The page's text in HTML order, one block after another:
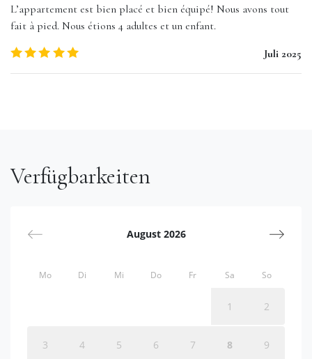
L’appartement est bien placé et bien équipé! Nous avons tout
fait à pied. Nous étions 4 adultes et un enfant.
Juli 2025
Verfügbarkeiten
August 2026
Mo Di Mi Do Fr Sa So
1 2
3 4 5 6 7 8 9